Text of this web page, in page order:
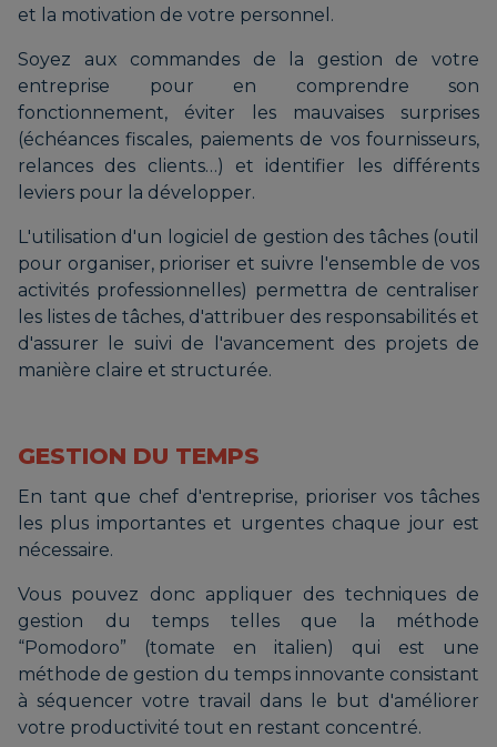
et la motivation de votre personnel.
Soyez aux commandes de la gestion de votre
entreprise pour en comprendre son
fonctionnement, éviter les mauvaises surprises
(échéances fiscales, paiements de vos fournisseurs,
relances des clients…) et identifier les différents
leviers pour la développer.
L'utilisation d'un logiciel de gestion des tâches (outil
pour organiser, prioriser et suivre l'ensemble de vos
activités professionnelles) permettra de centraliser
les listes de tâches, d'attribuer des responsabilités et
d'assurer le suivi de l'avancement des projets de
manière claire et structurée.
GESTION DU TEMPS
En tant que chef d'entreprise, prioriser vos tâches
les plus importantes et urgentes chaque jour est
nécessaire.
Vous pouvez donc appliquer des techniques de
gestion du temps telles que la méthode
“Pomodoro” (tomate en italien) qui est une
méthode de gestion du temps innovante consistant
à séquencer votre travail dans le but d'améliorer
votre productivité tout en restant concentré.